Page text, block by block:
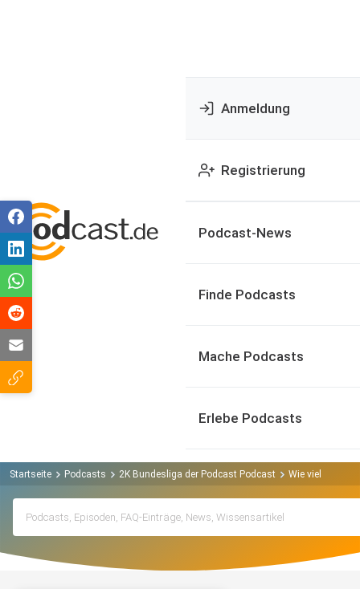
Anmeldung
Registrierung
Podcast-News
Finde Podcasts
Mache Podcasts
Erlebe Podcasts
Startseite Podcasts 2K Bundesliga der Podcast Podcast Wie viel Zeit